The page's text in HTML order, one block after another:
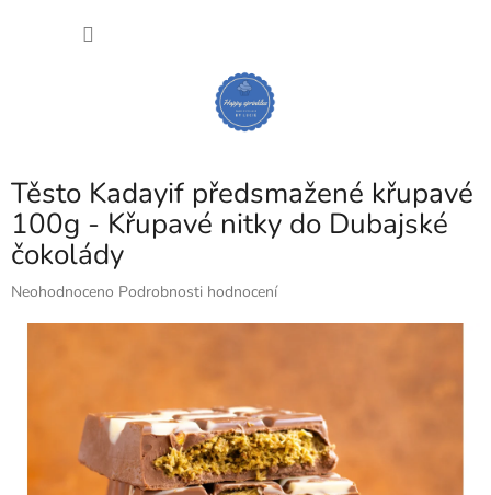
Těsto Kadayif předsmažené křupavé
100g - Křupavé nitky do Dubajské
čokolády
Průměrné
Neohodnoceno Podrobnosti hodnocení